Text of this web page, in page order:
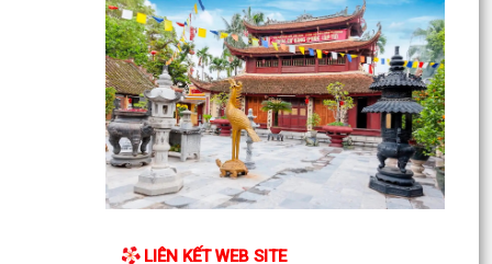
Đẩy mạnh công tác đo đạc, lập bản đồ địa chính
và xây dựng cơ sở dữ liệu đất đai
Chủ động cập nhật quy định mới của Liên minh
châu Âu về nhựa tái chế tiếp xúc thực phẩm
Tăng cường phân loại chất thải rắn sinh hoạt tại
nguồn, chung tay bảo vệ môi trường
LIÊN KẾT WEB SITE